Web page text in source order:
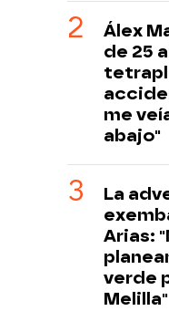
Álex
de 25
me
abajo"
La
Arias:
verde
Melilla"